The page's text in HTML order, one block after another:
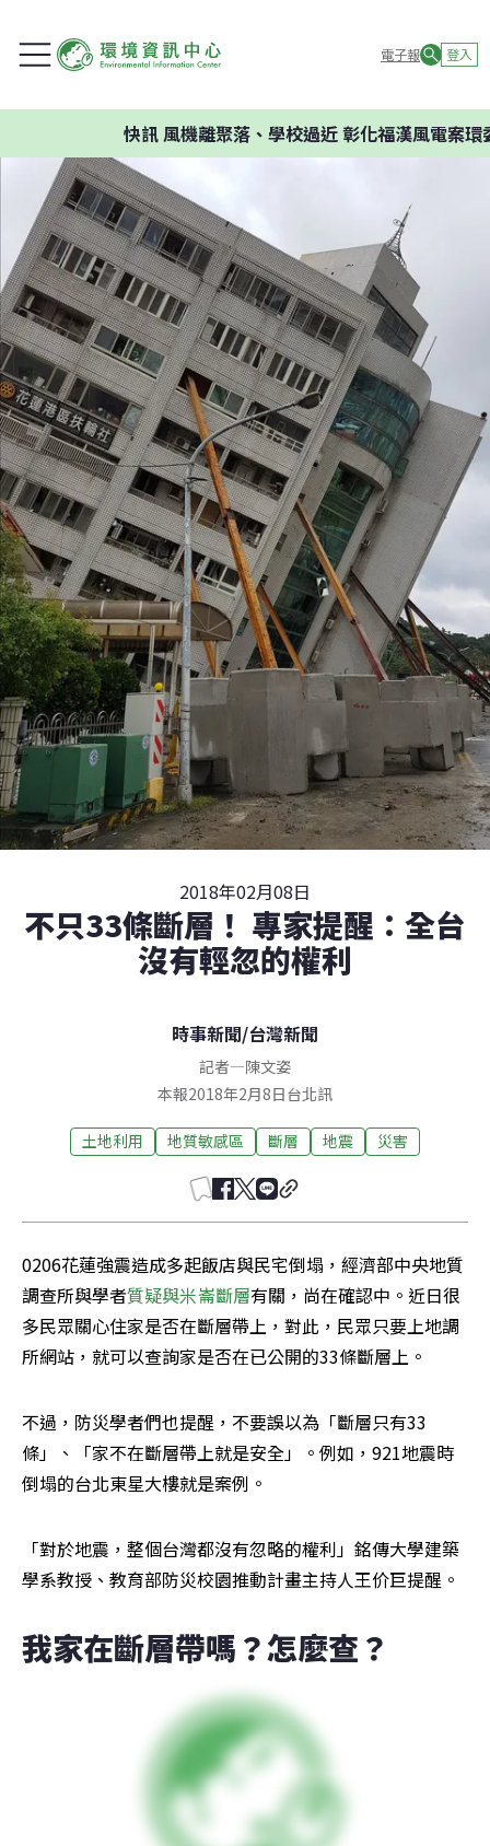
電子報 登入
風機離聚落、學校過近 彰化福漢風電案環委建議不
2018年02月08日
不只33條斷層！ 專家提醒：全台
沒有輕忽的權利
時事新聞/台灣新聞
記者—陳文姿
本報2018年2月8日台北訊
土地利用 地質敏感區 斷層 地震 災害
0206花蓮強震造成多起飯店與民宅倒塌，經濟部中央地質
調查所與學者質疑與米崙斷層有關，尚在確認中。近日很
多民眾關心住家是否在斷層帶上，對此，民眾只要上地調
所網站，就可以查詢家是否在已公開的33條斷層上。
不過，防災學者們也提醒，不要誤以為「斷層只有33
條」、「家不在斷層帶上就是安全」。例如，921地震時
倒塌的台北東星大樓就是案例。
「對於地震，整個台灣都沒有忽略的權利」銘傳大學建築
學系教授、教育部防災校園推動計畫主持人王价巨提醒。
我家在斷層帶嗎？怎麼查？